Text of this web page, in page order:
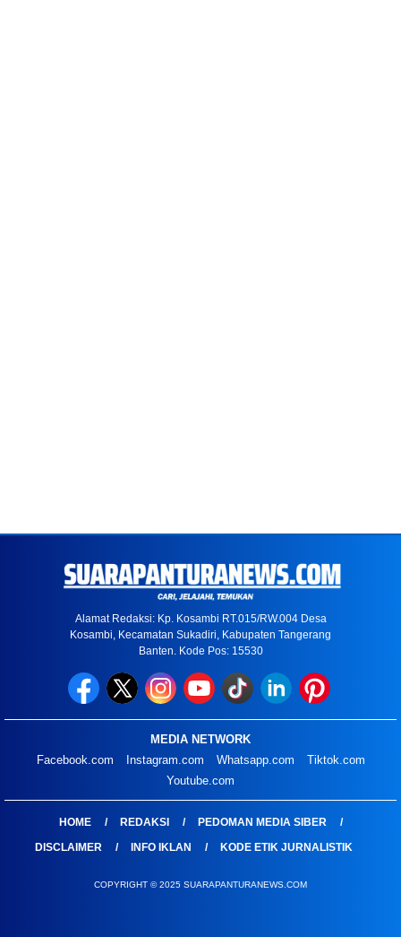
Alamat Redaksi: Kp. Kosambi RT.015/RW.004 Desa
Kosambi, Kecamatan Sukadiri, Kabupaten Tangerang
Banten. Kode Pos: 15530
MEDIA NETWORK
Facebook.com
Instagram.com Whatsapp.com
Tiktok.com
Youtube.com
HOME REDAKSI
PEDOMAN MEDIA SIBER
DISCLAIMER
INFO IKLAN KODE ETIK JURNALISTIK
COPYRIGHT © 2025 SUARAPANTURANEWS.COM